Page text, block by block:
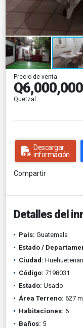
Precio de venta
Q6,000,000
Quetzal
Descargar
información
Compartir
Detalles del
País: Guatemala
Estado /
Ciudad:
Código: 7198031
Estado: Usado
Área Terreno: 627
Habitaciones: 6
Baños: 5